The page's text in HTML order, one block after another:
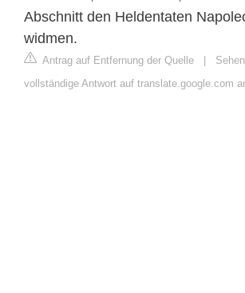
Abschnitt den Heldentaten
widmen.
Antrag auf Entfernung der Quelle |
vollständige Antwort auf translate.google.com